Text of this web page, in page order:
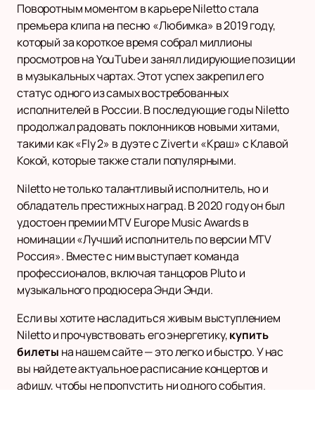
Поворотным моментом в карьере Niletto стала
премьера клипа на песню «Любимка» в 2019 году,
который за короткое время собрал миллионы
просмотров на YouTube и занял лидирующие позиции
в музыкальных чартах. Этот успех закрепил его
статус одного из самых востребованных
исполнителей в России. В последующие годы Niletto
продолжал радовать поклонников новыми хитами,
такими как «Fly 2» в дуэте с Zivert и «Краш» с Клавой
Кокой, которые также стали популярными.
Niletto не только талантливый исполнитель, но и
обладатель престижных наград. В 2020 году он был
удостоен премии MTV Europe Music Awards в
номинации «Лучший исполнитель по версии MTV
Россия». Вместе с ним выступает команда
профессионалов, включая танцоров Pluto и
музыкального продюсера Энди Энди.
Если вы хотите насладиться живым выступлением
Niletto и прочувствовать его энергетику,купить
билеты на нашем сайте — это легко и быстро. У нас
вы найдете актуальное расписание концертов и
афишу, чтобы не пропустить ни одного события.